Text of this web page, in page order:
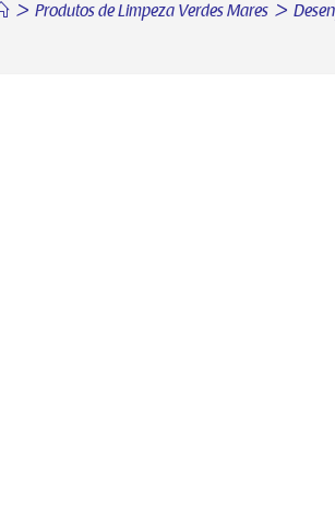
> Produtos de Limpeza Verdes Mares >